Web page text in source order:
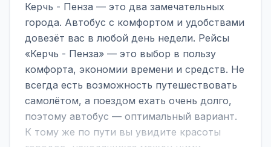
Керчь - Пенза — это два замечательных
города. Автобус с комфортом и удобствами
довезёт вас в любой день недели. Рейсы
«Керчь - Пенза» — это выбор в пользу
комфорта, экономии времени и средств. Не
всегда есть возможность путешествовать
самолётом, а поездом ехать очень долго,
поэтому автобус — оптимальный вариант.
К тому же по пути вы увидите красоты